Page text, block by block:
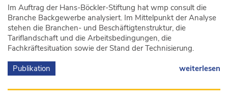
Im Auftrag der Hans-Böckler-Stiftung hat wmp consult die
Branche Backgewerbe analysiert. Im Mittelpunkt der Analyse
stehen die Branchen- und Beschäftigtenstruktur, die
Tariflandschaft und die Arbeitsbedingungen, die
Fachkräftesituation sowie der Stand der Technisierung.
Publikation weiterlesen